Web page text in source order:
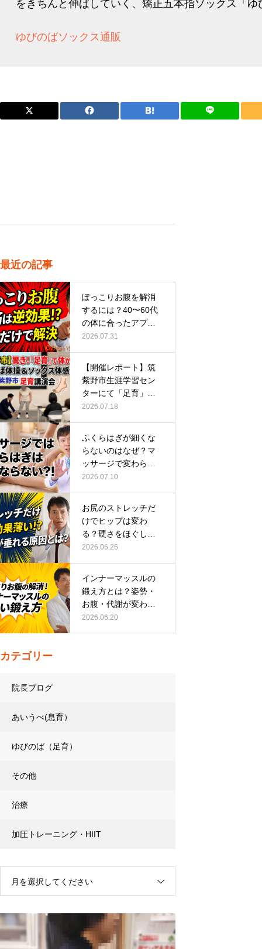
をきちんと伸ばしていく、矯正五本指ソックス「
ゆびのばソックス通販
最近の記事
ぽっこりお腹を解消
するには？40〜60代
の体に合ったアプロ
ーチ
2026.07.31
【開催レポート】筑
紫野市生涯学習セン
ターにて「足育」講
演会に登壇し…
2026.07.18
ふくらはぎが細くな
らないのはなぜ？マ
ッサージで変わらな
い根本原因
2026.07.10
お尻のストレッチだ
けでヒップは変わ
る？硬さをほぐして
整える正しい方…
2026.06.26
インナーマッスルの
鍛え方とは？姿勢・
お腹・代謝が変わる
トレーニング…
2026.06.20
カテゴリー
院長ブログ
あいうべ(息育）
ゆびのば（足育）
その他
治療
加圧トレーニング・HIIT
月を選択してください